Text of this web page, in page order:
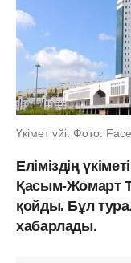
Үкімет үйі. Фото:
Еліміздің
Қасым-Жомарт
қойды. Бұл
хабарлады.